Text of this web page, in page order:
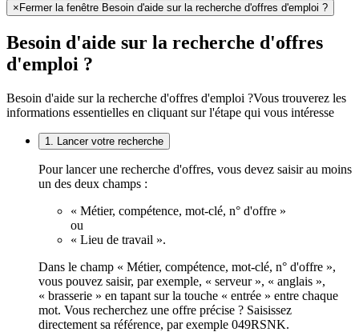
× Fermer la fenêtre Besoin d'aide sur la recherche d'offres d'emploi ?
Besoin d'aide sur la recherche d'offres
d'emploi ?
Besoin d'aide sur la recherche d'offres d'emploi ?Vous trouverez les
informations essentielles en cliquant sur l'étape qui vous intéresse
1. Lancer votre recherche
Pour lancer une recherche d'offres, vous devez saisir au moins
un des deux champs :
« Métier, compétence, mot-clé, n° d'offre »
ou
« Lieu de travail ».
Dans le champ « Métier, compétence, mot-clé, n° d'offre »,
vous pouvez saisir, par exemple, « serveur », « anglais »,
« brasserie » en tapant sur la touche « entrée » entre chaque
mot. Vous recherchez une offre précise ? Saisissez
directement sa référence, par exemple 049RSNK.